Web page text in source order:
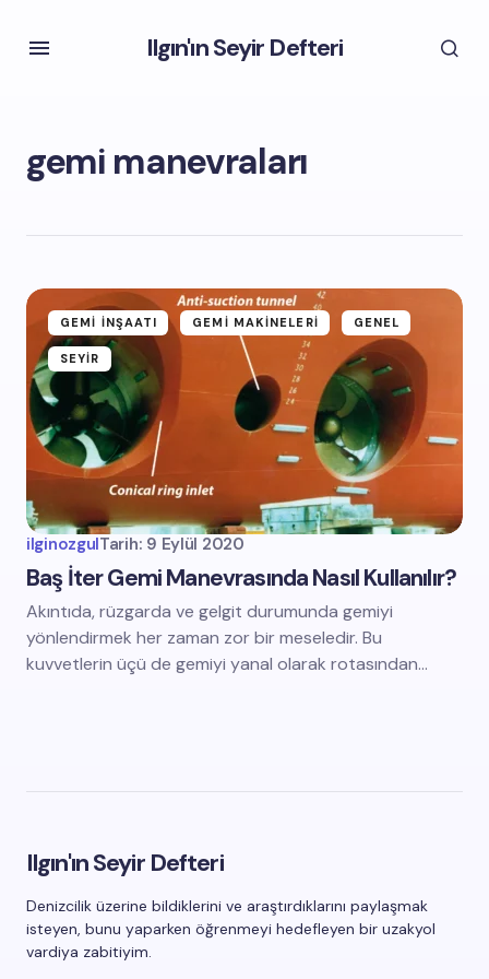
Ilgın'ın Seyir Defteri
gemi manevraları
GEMI İNŞAATI GEMI MAKINELERI GENEL
SEYIR
ilginozgulTarih: 9 Eylül 2020
Baş İter Gemi Manevrasında Nasıl Kullanılır?
Akıntıda, rüzgarda ve gelgit durumunda gemiyi
yönlendirmek her zaman zor bir meseledir. Bu
kuvvetlerin üçü de gemiyi yanal olarak rotasından…
Ilgın'ın Seyir Defteri
Denizcilik üzerine bildiklerini ve araştırdıklarını paylaşmak
isteyen, bunu yaparken öğrenmeyi hedefleyen bir uzakyol
vardiya zabitiyim.